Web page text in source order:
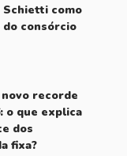
Schietti como
consórcio
recorde
o que explica
dos
fixa?